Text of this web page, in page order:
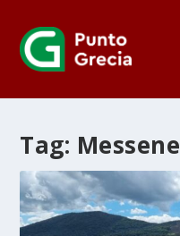
Tag: Messene